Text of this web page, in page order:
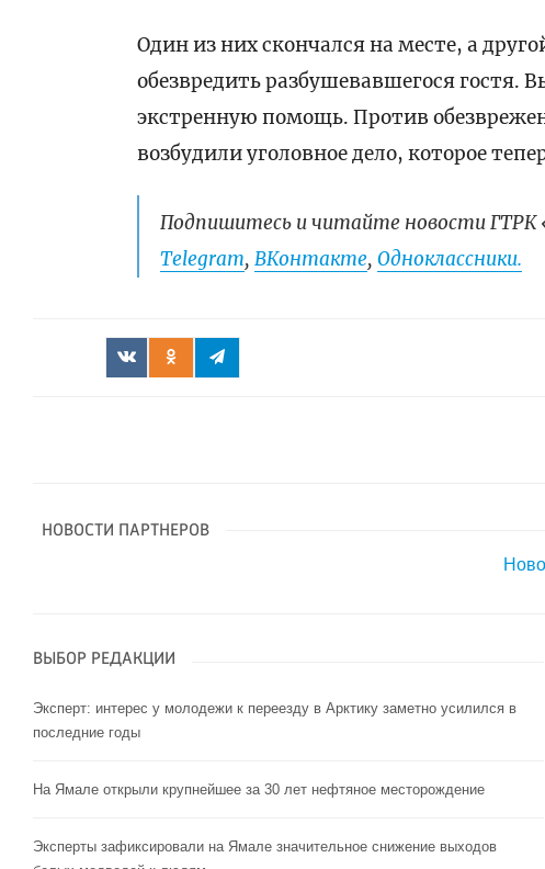
Один из них скончался на месте, а
обезвредить разбушевавшегося
экстренную помощь. Против
возбудили уголовное дело, которое
Подпишитесь и читайте новости ГТРК
Telegram,ВКонтакте,Одноклассники.
НОВОСТИ ПАРТНЕРОВ
ВЫБОР РЕДАКЦИИ
Эксперт: интерес у молодежи к переезду в Арктику заметно усилился в
последние годы
На Ямале открыли крупнейшее за 30 лет нефтяное месторождение
Эксперты зафиксировали на Ямале значительное снижение выходов